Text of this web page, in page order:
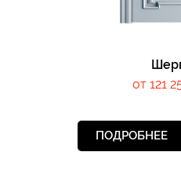
от 121
ПОДРОБНЕЕ